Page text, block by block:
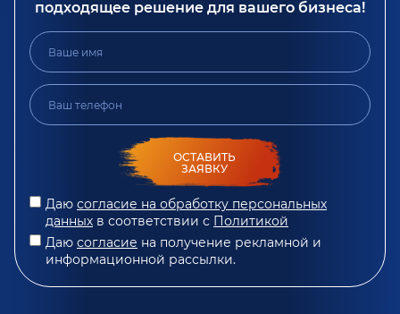
подходящее решение для вашего бизнеса!
ОСТАВИТЬ
ЗАЯВКУ
Даю согласие на обработку персональных
данных в соответствии с Политикой
Даю согласие на получение рекламной и
информационной рассылки.